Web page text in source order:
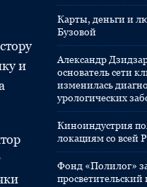
и
Карты, деньги и
Бузовой
Александр
основатель сети
изменилась
урологических
Киноиндустрия
локациям со всей
Фонд «Полилог»
просветительский